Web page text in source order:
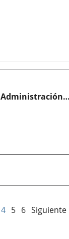
Administración
4 5 6 Siguiente